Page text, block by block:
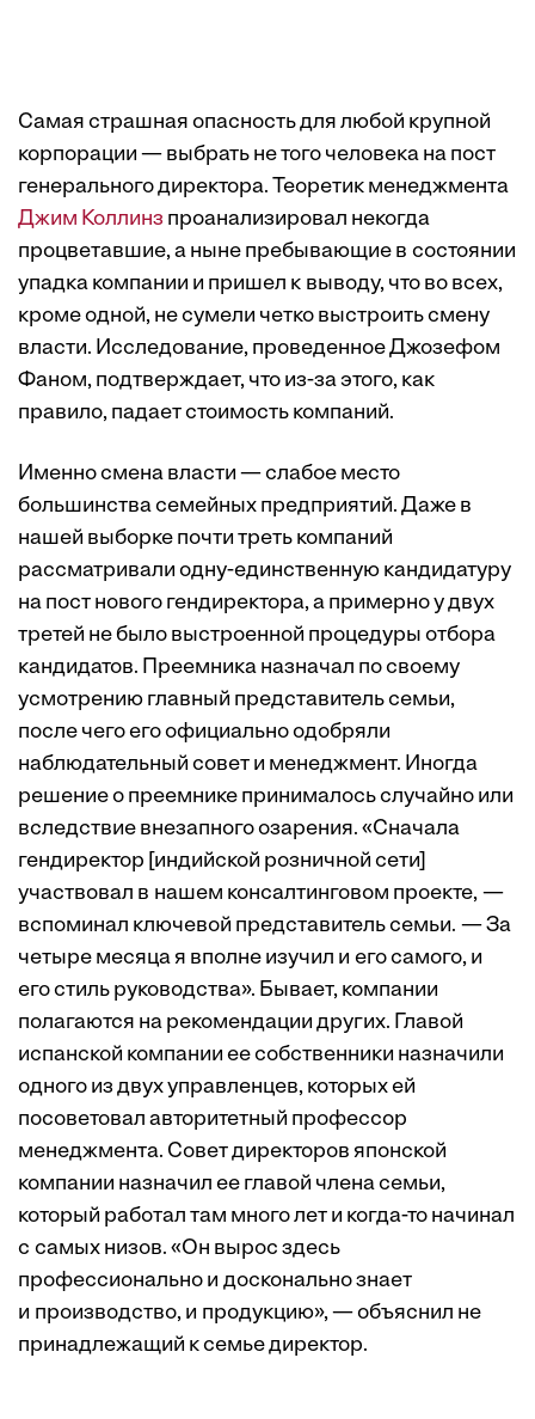
Самая страшная опасность для любой крупной
корпорации — выбрать не того человека на пост
генерального директора. Теоретик менеджмента
Джим Коллинз проанализировал некогда
процветавшие, а ныне пребывающие в состоянии
упадка компании и пришел к выводу, что во всех,
кроме одной, не сумели четко выстроить смену
власти. Исследование, проведенное Джозефом
Фаном, подтверждает, что из-за этого, как
правило, падает стоимость компаний.
Именно смена власти — слабое место
большинства семейных предприятий. Даже в
нашей выборке почти треть компаний
рассматривали одну-единственную кандидатуру
на пост нового гендиректора, а примерно у двух
третей не было выстроенной процедуры отбора
кандидатов. Преемника назначал по своему
усмотрению главный представитель семьи,
после чего его официально одобряли
наблюдательный совет и менеджмент. Иногда
решение о преемнике принималось случайно или
вследствие внезапного озарения. «Сначала
гендиректор [индийской розничной сети]
участвовал в нашем консалтинговом проекте, —
вспоминал ключевой представитель семьи. — За
четыре месяца я вполне изучил и его самого, и
его стиль руководства». Бывает, компании
полагаются на рекомендации других. Главой
испанской компании ее собственники назначили
одного из двух управленцев, которых ей
посоветовал авторитетный профессор
менеджмента. Совет директоров японской
компании назначил ее главой члена семьи,
который работал там много лет и когда-то начинал
с самых низов. «Он вырос здесь
профессионально и досконально знает
и производство, и продукцию», — объяснил не
принадлежащий к семье директор.